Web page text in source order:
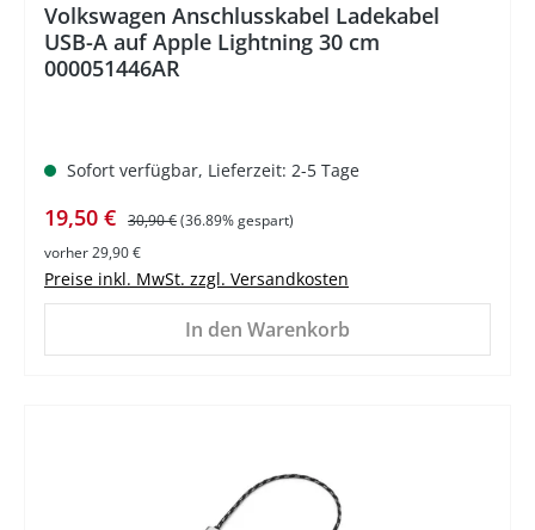
Volkswagen Anschlusskabel Ladekabel
USB-A auf Apple Lightning 30 cm
000051446AR
Sofort verfügbar, Lieferzeit: 2-5 Tage
Verkaufspreis:
19,50 € Regulärer Preis:
30,90 €(36.89% gespart)
vorher 29,90 €
Preise inkl. MwSt. zzgl. Versandkosten
In den Warenkorb